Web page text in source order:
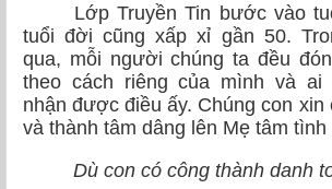
Lớp Truyền Tin bước vào
tuổi đời cũng xấp xỉ gần 50.
qua, mỗi người chúng ta đều
theo cách riêng của mình và ai
nhận được điều ấy. Chúng con
và thành tâm dâng lên Mẹ tâm
Dù con có công thành danh